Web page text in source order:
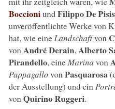
BoccioniundFilippo De Pisis
unveröffentlichte Werke von
hat, wie eine Landschaftvon
von André Derain, Alberto
Pirandello, eine Marina von
Pappagallovon Pasquarosa
der Ausstellung) und ein
von Quirino Ruggeri.